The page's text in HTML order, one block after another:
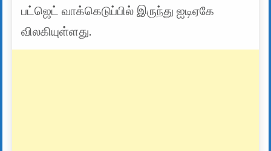
பட்ஜெட் வாக்கெடுப்பில் இருந்து ஐடிஏகே
விலகியுள்ளது.